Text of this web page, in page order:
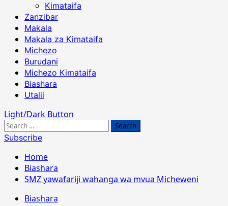
Kimataifa
Zanzibar
Makala
Makala za Kimataifa
Michezo
Burudani
Michezo Kimataifa
Biashara
Utalii
Light/Dark Button
Search
for:
Subscribe
Home
Biashara
SMZ yawafariji wahanga wa mvua Micheweni
Biashara